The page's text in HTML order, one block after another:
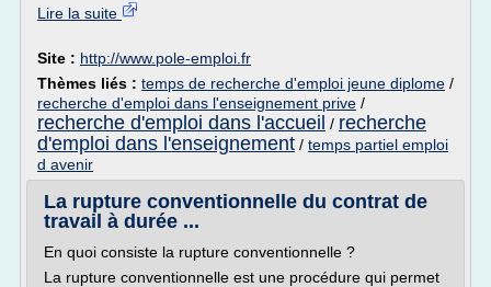
Lire la suite
Site : http://www.pole-emploi.fr
Thèmes liés : temps de recherche d'emploi jeune diplome /
recherche d'emploi dans l'enseignement prive /
recherche d'emploi dans l'accueil / recherche
d'emploi dans l'enseignement / temps partiel emploi
d avenir
La rupture conventionnelle du contrat de
travail à durée ...
En quoi consiste la rupture conventionnelle ?
La rupture conventionnelle est une procédure qui permet